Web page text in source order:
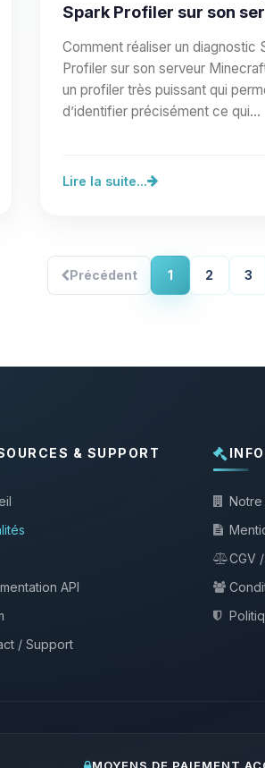
Spark Profiler sur son
Comment réaliser un diagnostic
Profiler sur son serveur
un profiler très puissant qui
d’identifier précisément ce qui…
Lire la suite...
Précédent 1 2 3
& SUPPORT
API
/ Support
CGV